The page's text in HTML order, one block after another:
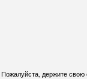
держите свою